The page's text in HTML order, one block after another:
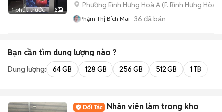
1 phút trước 2
Phường Bình Hưng Hoà A (P. Bình Hưng Hòa
Phạm Thị Bích Mai 36 đã bán
Bạn cần tìm dung lượng nào ?
Dung lượng: 64 GB 128 GB 256 GB 512 GB 1 TB
Nhân viên làm trong kho